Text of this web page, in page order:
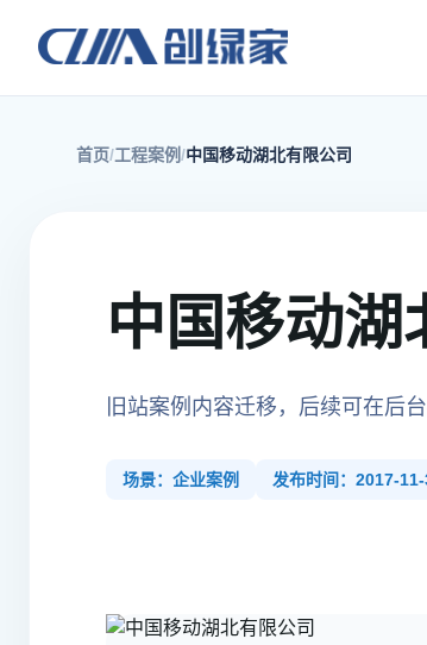
首页 工程案例 中国移动湖北有限公司
中国移动湖
旧站案例内容迁移，后续可在后
场景：企业案例 发布时间：2017-